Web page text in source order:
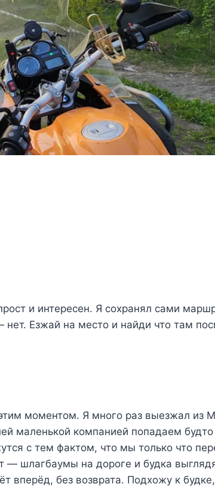
и интересен. Я сохранял сами
Езжай на место и найди что там
моментом. Я много раз выезжал из
маленькой компанией попадаем
с тем фактом, что мы только что
— шлагбаумы на дороге и будка
вперёд, без возврата. Подхожу к